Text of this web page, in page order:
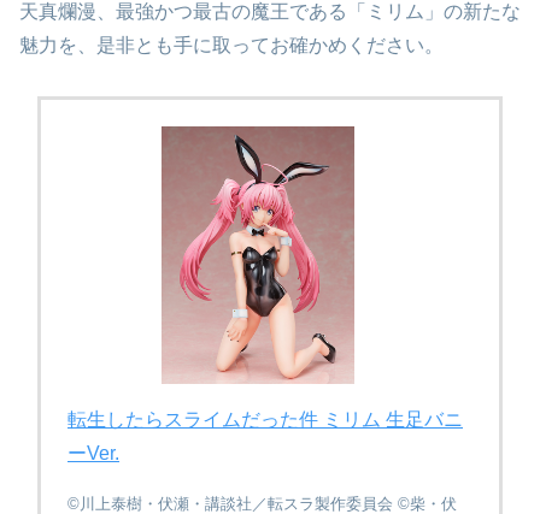
天真爛漫、最強かつ最古の魔王である「ミリム」の新たな
魅力を、是非とも手に取ってお確かめください。
転生したらスライムだった件 ミリム 生足バニ
ーVer.
©川上泰樹・伏瀬・講談社／転スラ製作委員会 ©柴・伏